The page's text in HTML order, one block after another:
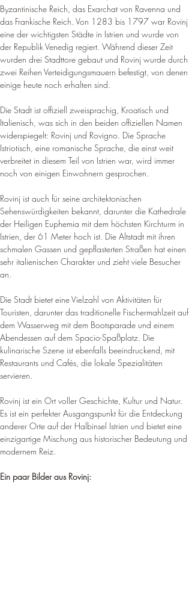
Byzantinische Reich, das Exarchat von Ravenna und
das Frankische Reich. Von 1283 bis 1797 war Rovinj
eine der wichtigsten Städte in Istrien und wurde von
der Republik Venedig regiert. Während dieser Zeit
wurden drei Stadttore gebaut und Rovinj wurde durch
zwei Reihen Verteidigungsmauern befestigt, von denen
einige heute noch erhalten sind.
Die Stadt ist offiziell zweisprachig, Kroatisch und
Italienisch, was sich in den beiden offiziellen Namen
widerspiegelt: Rovinj und Rovigno. Die Sprache
Istriotisch, eine romanische Sprache, die einst weit
verbreitet in diesem Teil von Istrien war, wird immer
noch von einigen Einwohnern gesprochen.
Rovinj ist auch für seine architektonischen
Sehenswürdigkeiten bekannt, darunter die Kathedrale
der Heiligen Euphemia mit dem höchsten Kirchturm in
Istrien, der 61 Meter hoch ist. Die Altstadt mit ihren
schmalen Gassen und gepflasterten Straßen hat einen
sehr italienischen Charakter und zieht viele Besucher
an.
Die Stadt bietet eine Vielzahl von Aktivitäten für
Touristen, darunter das traditionelle Fischermahlzeit auf
dem Wasserweg mit dem Bootsparade und einem
Abendessen auf dem Spacio-Spaßplatz. Die
kulinarische Szene ist ebenfalls beeindruckend, mit
Restaurants und Cafés, die lokale Spezialitäten
servieren.
Rovinj ist ein Ort voller Geschichte, Kultur und Natur.
Es ist ein perfekter Ausgangspunkt für die Entdeckung
anderer Orte auf der Halbinsel Istrien und bietet eine
einzigartige Mischung aus historischer Bedeutung und
modernem Reiz.
Ein paar Bilder aus Rovinj: